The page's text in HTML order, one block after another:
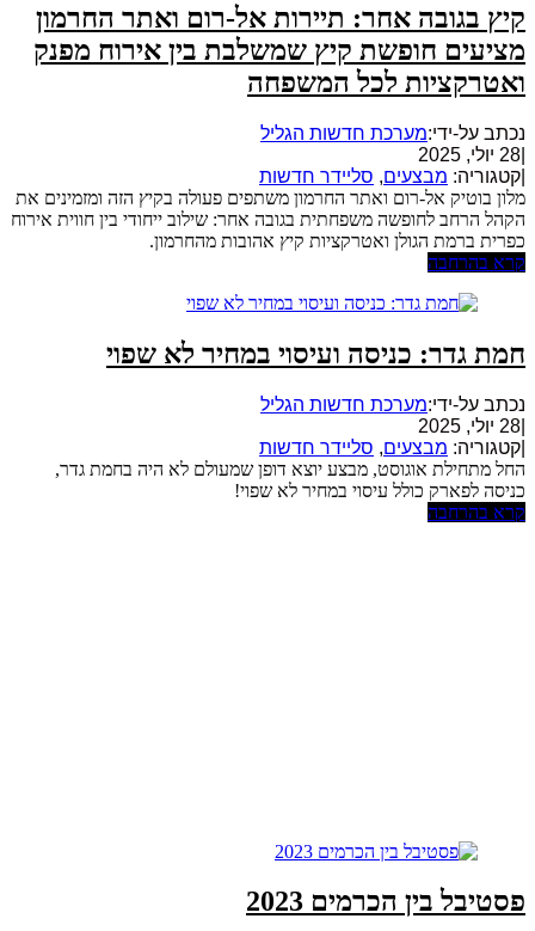
קיץ בגובה אחר: תיירות אל-רום ואתר החרמון
מציעים חופשת קיץ שמשלבת בין אירוח מפנק
ואטרקציות לכל המשפחה
נכתב על-ידי:מערכת חדשות הגליל
28 יולי, 2025
קטגוריה: מבצעים, סליידר חדשות
מלון בוטיק אל-רום ואתר החרמון משתפים פעולה בקיץ הזה ומזמינים את
הקהל הרחב לחופשה משפחתית בגובה אחר: שילוב ייחודי בין חווית אירוח
כפרית ברמת הגולן ואטרקציות קיץ אהובות מהחרמון.
קרא בהרחבה
חמת גדר: כניסה ועיסוי במחיר לא שפוי
נכתב על-ידי:מערכת חדשות הגליל
28 יולי, 2025
קטגוריה: מבצעים, סליידר חדשות
החל מתחילת אוגוסט, מבצע יוצא דופן שמעולם לא היה בחמת גדר,
כניסה לפארק כולל עיסוי במחיר לא שפוי!
קרא בהרחבה
פסטיבל בין הכרמים 2023